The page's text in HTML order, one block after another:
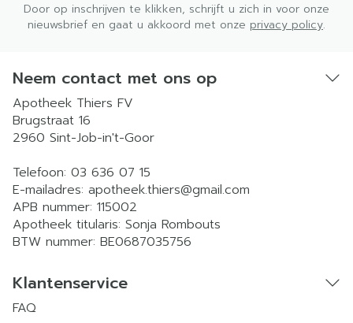
Door op inschrijven te klikken, schrijft u zich in voor onze
nieuwsbrief en gaat u akkoord met onze privacy policy.
Neem contact met ons op
Apotheek Thiers FV
Brugstraat 16
2960 Sint-Job-in't-Goor
Telefoon: 03 636 07 15
E-mailadres: apotheek.thiers@gmail.com
APB nummer: 115002
Apotheek titularis: Sonja Rombouts
BTW nummer: BE0687035756
Klantenservice
FAQ